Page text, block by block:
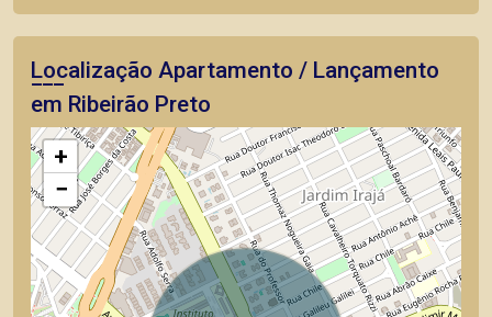
Localização Apartamento / Lançamento
em Ribeirão Preto
+
−